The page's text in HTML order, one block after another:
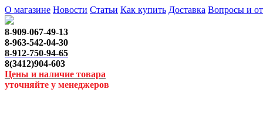
О магазине Новости Статьи Как купить Доставка Вопросы и
8-909-067-49-13
8-963-542-04-30
8-912-750-94-65
8(3412)904-603
Цены и наличие товара
уточняйте у менеджеров